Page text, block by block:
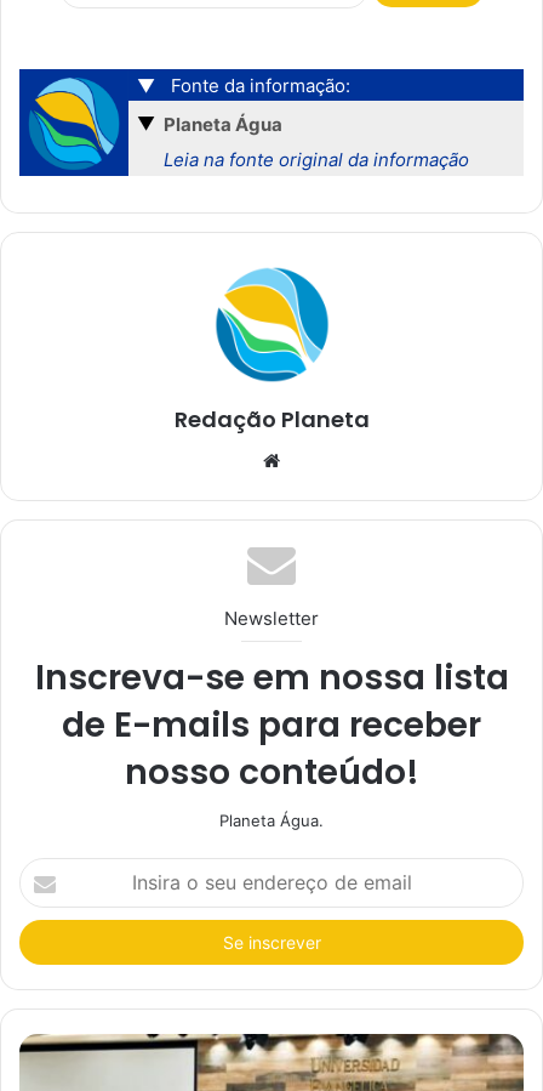
▼
Fonte da informação:
▼ Planeta Água
Leia na fonte original da informação
Redação Planeta
te
Newsletter
Inscreva-se em nossa lista
de E-mails para receber
nosso conteúdo!
Planeta Água.
I
n
i
r
a
u
e